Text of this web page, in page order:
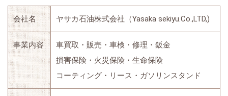
会社名 ヤサカ石油株式会社（Yasaka sekiyu.Co.,LTD,)
事業内容
車買取・販売・車検・修理・鈑金
損害保険・火災保険・生命保険
コーティング・リース・ガソリンスタンド